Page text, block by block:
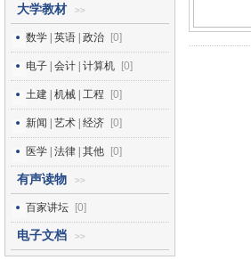
大学教材 >>
数学 | 英语 | 政治 [0]
电子 | 会计 | 计算机 [0]
土建 | 机械 | 工程 [0]
新闻 | 艺术 | 经济 [0]
医学 | 法律 | 其他 [0]
有声读物 >>
百家讲坛 [0]
电子文档 >>